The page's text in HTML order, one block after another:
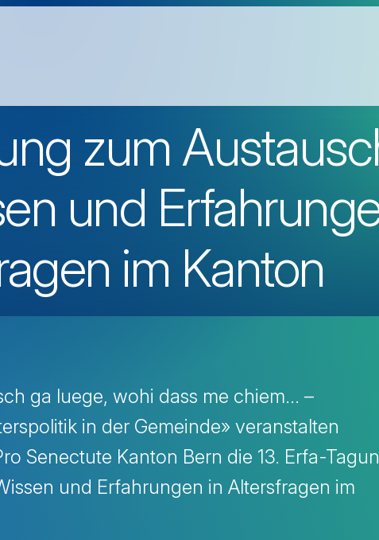
zum
und
im Kanton
ga luege, wohi dass me chiem… –
in der Gemeinde» veranstalten
Senectute Kanton Bern die 13. Erfa-
und Erfahrungen in Altersfragen im